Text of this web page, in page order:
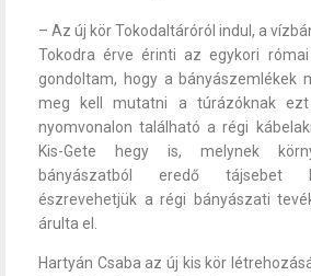
– Az új kör Tokodaltáróról indul, a
Tokodra érve érinti az egykori
gondoltam, hogy a bányászemlékek
meg kell mutatni a túrázóknak
nyomvonalon található a régi
Kis-Gete hegy is, melynek
bányászatból eredő tájsebet
észrevehetjük a régi bányászati
árulta el.
Hartyán Csaba az új kis kör